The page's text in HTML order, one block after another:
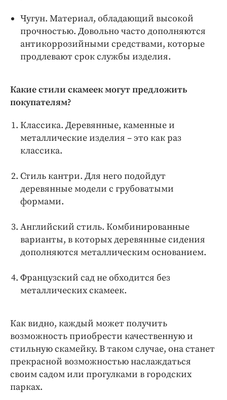
Чугун. Материал, обладающий высокой
прочностью. Довольно часто дополняются
антикоррозийными средствами, которые
продлевают срок службы изделия.
Какие стили скамеек могут предложить
покупателям?
Классика. Деревянные, каменные и
металлические изделия – это как раз
классика.
Стиль кантри. Для него подойдут
деревянные модели с грубоватыми
формами.
Английский стиль. Комбинированные
варианты, в которых деревянные сидения
дополняются металлическим основанием.
Французский сад не обходится без
металлических скамеек.
Как видно, каждый может получить
возможность приобрести качественную и
стильную скамейку. В таком случае, она станет
прекрасной возможностью наслаждаться
своим садом или прогулками в городских
парках.